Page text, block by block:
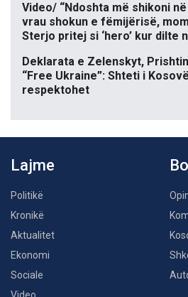
Video/ “Ndoshta më shikoni
vrau shokun e fëmijërisë,
Sterjo pritej si ‘hero’ kur dilte
Deklarata e Zelenskyt,
“Free Ukraine”: Shteti i
respektohet
Lajme
Politikë
Kronikë
Aktualitet
Ekonomi
Sociale